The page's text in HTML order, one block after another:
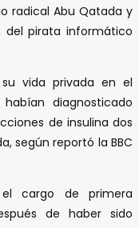
radical Abu Qatada y
del pirata informático
vida privada en el
diagnosticado
de insulina dos
según reportó la BBC
cargo de primera
de haber sido